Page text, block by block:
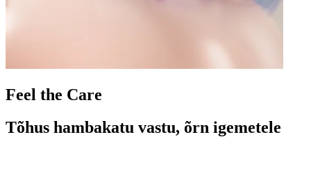
Feel the Care
Tõhus hambakatu vastu, õrn igemetele